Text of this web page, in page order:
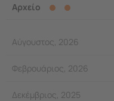
Αρχείο
Αύγουστος, 2026
Φεβρουάριος, 2026
Δεκέμβριος, 2025